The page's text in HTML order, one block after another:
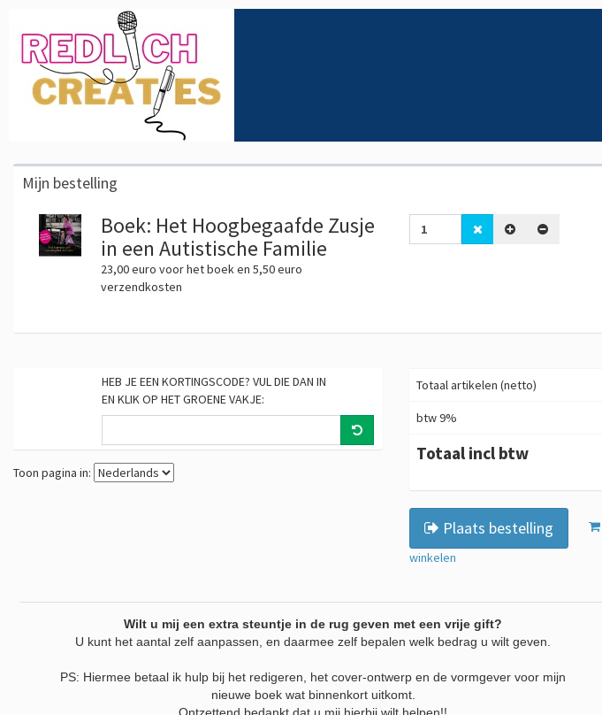
Mijn bestelling
Boek: Het Hoogbegaafde Zusje
in een Autistische Familie
23,00 euro voor het boek en 5,50 euro
verzendkosten
HEB JE EEN KORTINGSCODE? VUL DIE DAN IN
EN KLIK OP HET GROENE VAKJE:
Toon pagina in:
Totaal artikelen (netto)
btw 9%
Totaal incl btw
Plaats bestelling
winkelen
Wilt u mij een extra steuntje in de rug geven met een vrije gift?
U kunt het aantal zelf aanpassen, en daarmee zelf bepalen welk bedrag u wilt geven.
PS: Hiermee betaal ik hulp bij het redigeren, het cover-ontwerp en de vormgever voor mijn
nieuwe boek wat binnenkort uitkomt.